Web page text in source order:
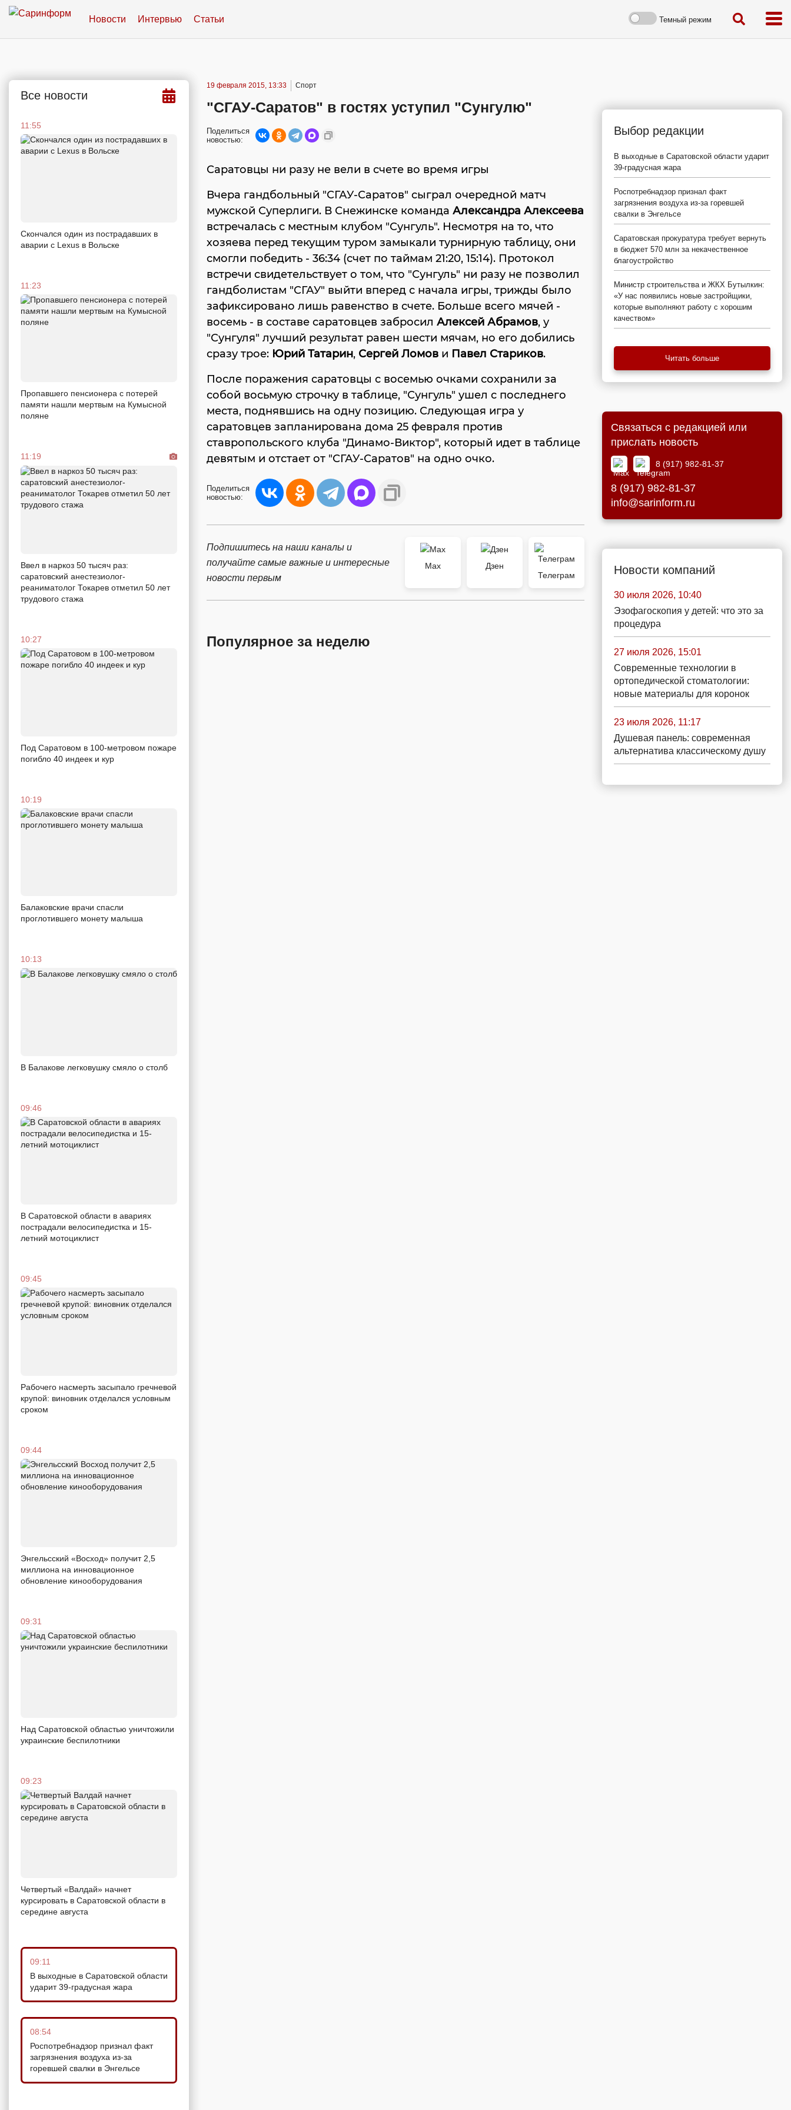
Новости Интервью Статьи Темный режим
Все новости
11:55
Скончался один из пострадавших в
аварии c Lexus в Вольске
11:23
Пропавшего пенсионера с потерей
памяти нашли мертвым на Кумысной
поляне
11:19
Ввел в наркоз 50 тысяч раз:
саратовский анестезиолог-
реаниматолог Токарев отметил 50 лет
трудового стажа
10:27
Под Саратовом в 100-метровом пожаре
погибло 40 индеек и кур
10:19
Балаковские врачи спасли
проглотившего монету малыша
10:13
В Балакове легковушку смяло о столб
09:46
В Саратовской области в авариях
пострадали велосипедистка и 15-
летний мотоциклист
09:45
Рабочего насмерть засыпало гречневой
крупой: виновник отделался условным
сроком
09:44
Энгельсский «Восход» получит 2,5
миллиона на инновационное
обновление кинооборудования
09:31
Над Саратовской областью уничтожили
украинские беспилотники
09:23
Четвертый «Валдай» начнет
курсировать в Саратовской области в
середине августа
09:11
В выходные в Саратовской области
ударит 39-градусная жара
08:54
Роспотребнадзор признал факт
загрязнения воздуха из-за
горевшей свалки в Энгельсе
19 февраля 2015, 13:33 Спорт
"СГАУ-Саратов" в гостях уступил "Сунгулю"
Поделиться
новостью:
Саратовцы ни разу не вели в счете во время игры
Вчера гандбольный "СГАУ-Саратов" сыграл очередной матч
мужской Суперлиги. В Снежинске команда Александра Алексеева
встречалась с местным клубом "Сунгуль". Несмотря на то, что
хозяева перед текущим туром замыкали турнирную таблицу, они
смогли победить - 36:34 (счет по таймам 21:20, 15:14). Протокол
встречи свидетельствует о том, что "Сунгуль" ни разу не позволил
гандболистам "СГАУ" выйти вперед с начала игры, трижды было
зафиксировано лишь равенство в счете. Больше всего мячей -
восемь - в составе саратовцев забросил Алексей Абрамов, у
"Сунгуля" лучший результат равен шести мячам, но его добились
сразу трое: Юрий Татарин, Сергей Ломов и Павел Стариков.
После поражения саратовцы с восемью очками сохранили за
собой восьмую строчку в таблице, "Сунгуль" ушел с последнего
места, поднявшись на одну позицию. Следующая игра у
саратовцев запланирована дома 25 февраля против
ставропольского клуба "Динамо-Виктор", который идет в таблице
девятым и отстает от "СГАУ-Саратов" на одно очко.
Поделиться
новостью:
Подпишитесь на наши каналы и
получайте самые важные и интересные
новости первым
Max
Дзен
Телеграм
Популярное за неделю
Выбор редакции
В выходные в Саратовской области ударит
39-градусная жара
Роспотребнадзор признал факт
загрязнения воздуха из-за горевшей
свалки в Энгельсе
Саратовская прокуратура требует вернуть
в бюджет 570 млн за некачественное
благоустройство
Министр строительства и ЖКХ Бутылкин:
«У нас появились новые застройщики,
которые выполняют работу с хорошим
качеством»
Читать больше
Связаться с редакцией или
прислать новость
8 (917) 982-81-37
8 (917) 982-81-37
info@sarinform.ru
Новости компаний
30 июля 2026, 10:40
Эзофагоскопия у детей: что это за
процедура
27 июля 2026, 15:01
Современные технологии в
ортопедической стоматологии:
новые материалы для коронок
23 июля 2026, 11:17
Душевая панель: современная
альтернатива классическому душу